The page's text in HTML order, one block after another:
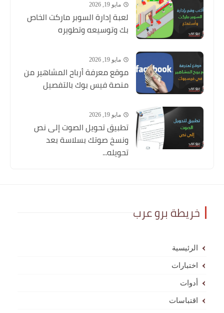
مايو 19, 2026
لعبة إدارة السوبر ماركت الخاص
بك وتوسيعه وتطويره
مايو 19, 2026
موقع معرفة أرباح المشاهير من
منصة فيس بوك بالتفصيل
مايو 19, 2026
تطبيق تحويل الصوت إلى نص
ونسخ صوتك بسلاسة بعد
تحويله...
خريطة برو عرب
الرئيسية
اختبارات
أدوات
اقتباسات